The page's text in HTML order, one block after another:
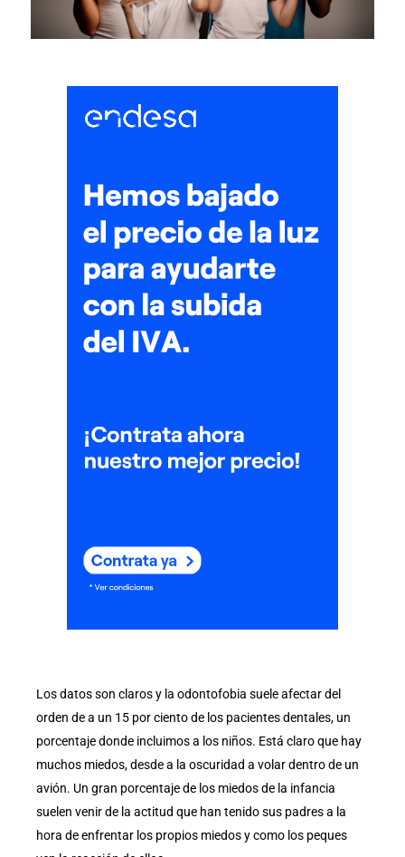
Los datos son claros y la odontofobia suele afectar del
orden de a un 15 por ciento de los pacientes dentales, un
porcentaje donde incluimos a los niños. Está claro que hay
muchos miedos, desde a la oscuridad a volar dentro de un
avión. Un gran porcentaje de los miedos de la infancia
suelen venir de la actitud que han tenido sus padres a la
hora de enfrentar los propios miedos y como los peques